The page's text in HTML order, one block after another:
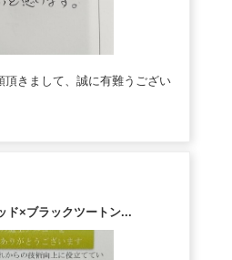
頂きまして、誠に有難うござい
ド×ブラックツートン...